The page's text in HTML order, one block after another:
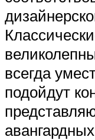
всегда
подойдут